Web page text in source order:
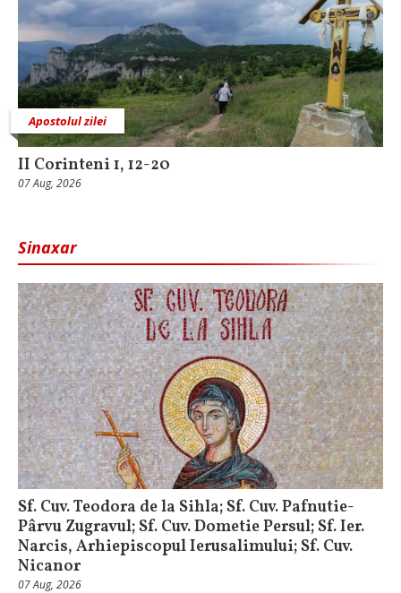
Apostolul zilei
II Corinteni 1, 12-20
07 Aug, 2026
Sinaxar
Sf. Cuv. Teodora de la Sihla; Sf. Cuv. Pafnutie-
Pârvu Zugravul; Sf. Cuv. Dometie Persul; Sf. Ier.
Narcis, Arhiepiscopul Ierusalimului; Sf. Cuv.
Nicanor
07 Aug, 2026